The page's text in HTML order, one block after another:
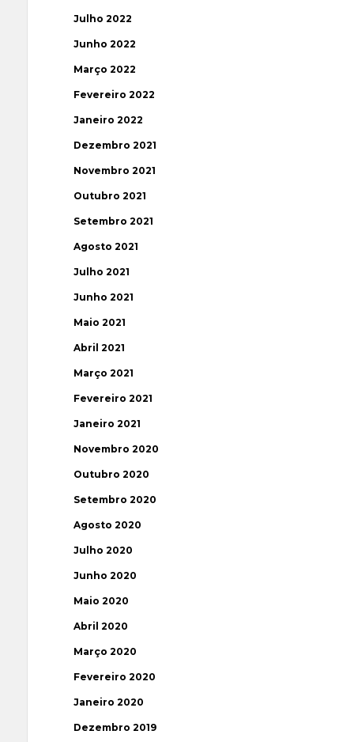
Julho 2022
Junho 2022
Março 2022
Fevereiro 2022
Janeiro 2022
Dezembro 2021
Novembro 2021
Outubro 2021
Setembro 2021
Agosto 2021
Julho 2021
Junho 2021
Maio 2021
Abril 2021
Março 2021
Fevereiro 2021
Janeiro 2021
Novembro 2020
Outubro 2020
Setembro 2020
Agosto 2020
Julho 2020
Junho 2020
Maio 2020
Abril 2020
Março 2020
Fevereiro 2020
Janeiro 2020
Dezembro 2019